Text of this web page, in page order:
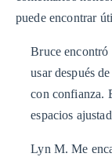
puede encontrar
Bruce encontró
usar después
con confianza.
espacios
Lyn M. Me